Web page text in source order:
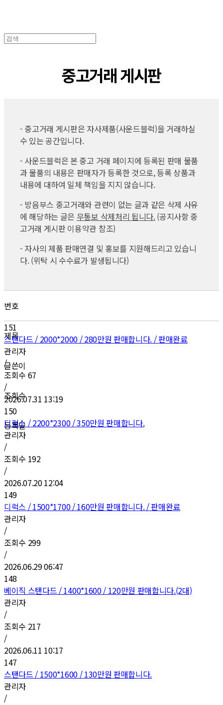
중고거래 게시판
- 중고거래 게시판은 자사제품(사운드블럭)을 거래하실
수 있는 공간입니다.
- 사운드블럭은 본 중고 거래 페이지에 등록된 판매 물품
과 물품의 내용은 판매자가 등록한 것으로, 등록 상품과
내용에 대하여 일체 책임을 지지 않습니다.
- 방음부스 중고거래와 관련이 없는 글과 같은 삭제 사유
에 해당하는 글은 무통보 삭제처리 됩니다.(공지사항 중
고거래 게시판 이용약관 참조)
- 자사의 제품 판매연결 및 홍보를 지원해드리고 있습니
다. (위탁 시 수수료가 발생됩니다)
번호
제목
글쓴이
조회수
등록일
151
스탠다드 / 2000*2000 / 280만원 판매합니다. / 판매완료
관리자
/
조회수 67
/
2026.07.31 13:19
150
디럭스 / 2200*2300 / 350만원 판매합니다.
관리자
/
조회수 192
/
2026.07.20 12:04
149
디럭스 / 1500*1700 / 160만원 판매합니다. / 판매완료
관리자
/
조회수 299
/
2026.06.29 06:47
148
베이직 스탠다드 / 1400*1600 / 120만원 판매합니다.(2대)
관리자
/
조회수 217
/
2026.06.11 10:17
147
스탠다드 / 1500*1600 / 130만원 판매합니다.
관리자
/